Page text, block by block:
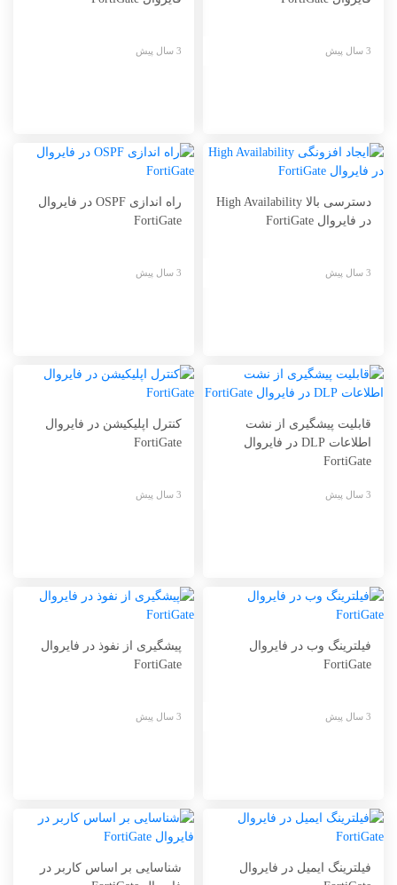
دسترسی بالا High Availability
در فایروال FortiGate
راه اندازی OSPF در فایروال
FortiGate
قابلیت پیشگیری از نشت
اطلاعات DLP در فایروال
FortiGate
کنترل اپلیکیشن در فایروال
FortiGate
فیلترینگ وب در فایروال
FortiGate
پیشگیری از نفوذ در فایروال
FortiGate
فیلترینگ ایمیل در فایروال
شناسایی بر اساس کاربر در